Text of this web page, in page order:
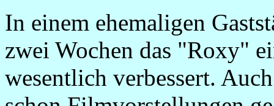
In einem ehemaligen
zwei Wochen das "Roxy"
wesentlich verbessert.